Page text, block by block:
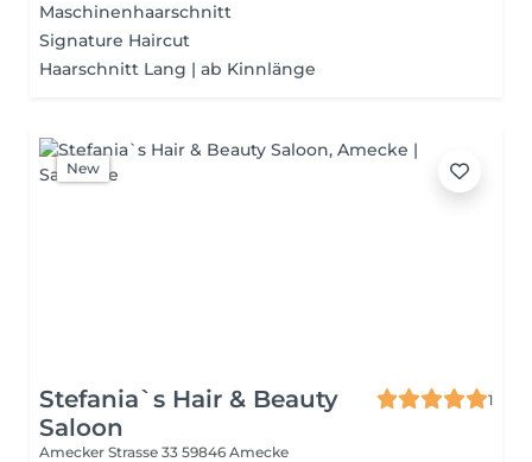
Maschinenhaarschnitt
Signature Haircut
Haarschnitt Lang | ab Kinnlänge
New
Stefania`s Hair & Beauty
Saloon
1
Amecker Strasse 33 59846 Amecke